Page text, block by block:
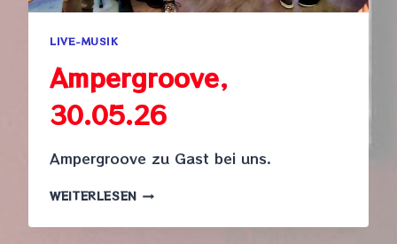
LIVE-MUSIK
Ampergroove,
30.05.26
Ampergroove zu Gast bei uns.
WEITERLESEN AMPERGROOVE,